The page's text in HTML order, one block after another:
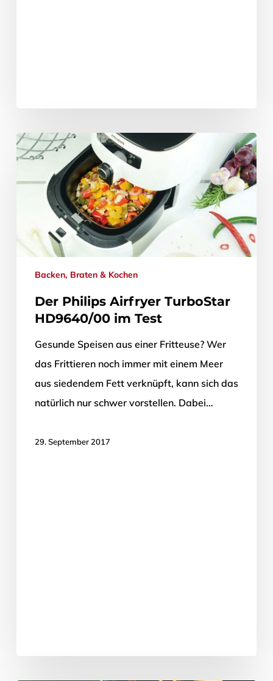
Backen, Braten & Kochen
Der Philips Airfryer TurboStar
HD9640/00 im Test
Gesunde Speisen aus einer Fritteuse? Wer
das Frittieren noch immer mit einem Meer
aus siedendem Fett verknüpft, kann sich das
natürlich nur schwer vorstellen. Dabei…
29. September 2017